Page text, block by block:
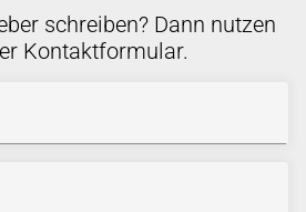
schreiben? Dann nutzen
Kontaktformular.